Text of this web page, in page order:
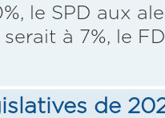
le SPD aux
serait à 7%, le
de